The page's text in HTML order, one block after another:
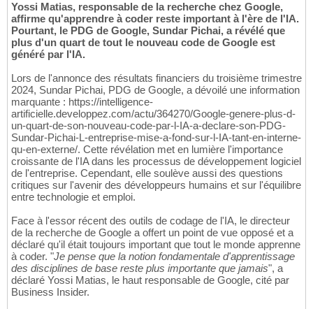
Yossi Matias, responsable de la recherche chez Google,
affirme qu'apprendre à coder reste important à l'ère de l'IA.
Pourtant, le PDG de Google, Sundar Pichai, a révélé que
plus d'un quart de tout le nouveau code de Google est
généré par l'IA.
Lors de l'annonce des résultats financiers du troisième trimestre
2024, Sundar Pichai, PDG de Google, a dévoilé une information
marquante : https://intelligence-
artificielle.developpez.com/actu/364270/Google-genere-plus-d-
un-quart-de-son-nouveau-code-par-l-IA-a-declare-son-PDG-
Sundar-Pichai-L-entreprise-mise-a-fond-sur-l-IA-tant-en-interne-
qu-en-externe/. Cette révélation met en lumière l'importance
croissante de l'IA dans les processus de développement logiciel
de l'entreprise. Cependant, elle soulève aussi des questions
critiques sur l'avenir des développeurs humains et sur l'équilibre
entre technologie et emploi.
Face à l'essor récent des outils de codage de l'IA, le directeur
de la recherche de Google a offert un point de vue opposé et a
déclaré qu'il était toujours important que tout le monde apprenne
à coder. "Je pense que la notion fondamentale d'apprentissage
des disciplines de base reste plus importante que jamais", a
déclaré Yossi Matias, le haut responsable de Google, cité par
Business Insider.